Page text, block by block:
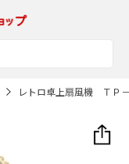
レトロ卓上扇風機 ＴＰ